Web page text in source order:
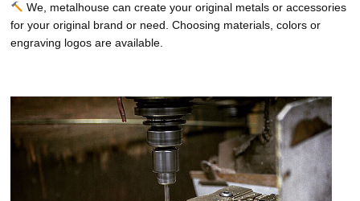
We, metalhouse can create your original metals or accessories
for your original brand or need. Choosing materials, colors or
engraving logos are available.